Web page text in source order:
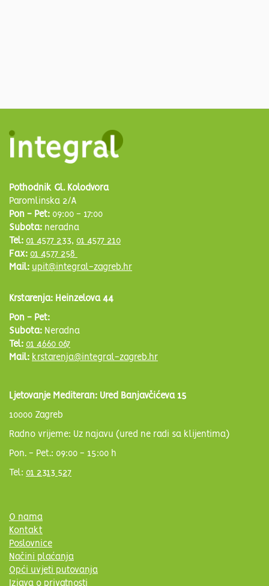
Pothodnik Gl. Kolodvora
Paromlinska 2/A
Pon - Pet: 09:00 - 17:00
Subota: neradna
Tel: 01 4577 233, 01 4577 210
Fax: 01 4577 258
Mail: upit@integral-zagreb.hr
Krstarenja: Heinzelova 44
Pon - Pet:
Subota: Neradna
Tel: 01 4660 067
Mail: krstarenja@integral-zagreb.hr
Ljetovanje Mediteran: Ured Banjavčićeva 15
10000 Zagreb
Radno vrijeme: Uz najavu (ured ne radi sa klijentima)
Pon. - Pet.: 09:00 - 15:00 h
Tel: 01 2313 527
O nama
Kontakt
Poslovnice
Načini plaćanja
Opći uvjeti putovanja
Izjava o privatnosti